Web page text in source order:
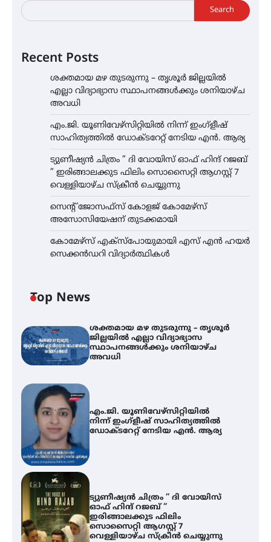
Search
Recent Posts
ശക്തമായ മഴ തുടരുന്നു – തൃശൂർ ജില്ലയിൽ
എല്ലാ വിദ്യാഭ്യാസ സ്ഥാപനങ്ങൾക്കും ശനിയാഴ്ച
അവധി
എം.ജി. യൂണിവേഴ്‌സിറ്റിയിൽ നിന്ന് ഇംഗ്ളീഷ്
സാഹിത്യത്തിൽ ഡോക്ടറേറ്റ് നേടിയ എൻ. ആര്യ
ട്യുണീഷ്യൻ ചിത്രം ” ദി വോയിസ് ഓഫ് ഹിന്ദ് റജബ്
” ഇരിങ്ങാലക്കുട ഫിലിം സൊസൈറ്റി ആഗസ്റ്റ് 7
വെള്ളിയാഴ്ച സ്‌ക്രീൻ ചെയ്യുന്നു
സെന്റ് ജോസഫ്സ് കോളജ് കോമേഴ്‌സ്
അസോസിയേഷന് തുടക്കമായി
കോമേഴ്സ് എക്സ്പോയുമായി എസ് എൻ ഹയർ
സെക്കൻഡറി വിദ്യാർത്ഥികൾ
Top News
ശക്തമായ മഴ തുടരുന്നു – തൃശൂർ
ജില്ലയിൽ എല്ലാ വിദ്യാഭ്യാസ
സ്ഥാപനങ്ങൾക്കും ശനിയാഴ്ച
അവധി
എം.ജി. യൂണിവേഴ്‌സിറ്റിയിൽ
നിന്ന് ഇംഗ്ളീഷ് സാഹിത്യത്തിൽ
ഡോക്ടറേറ്റ് നേടിയ എൻ. ആര്യ
ട്യുണീഷ്യൻ ചിത്രം ” ദി വോയിസ്
ഓഫ് ഹിന്ദ് റജബ് ”
ഇരിങ്ങാലക്കുട ഫിലിം
സൊസൈറ്റി ആഗസ്റ്റ് 7
വെള്ളിയാഴ്ച സ്‌ക്രീൻ ചെയ്യുന്നു